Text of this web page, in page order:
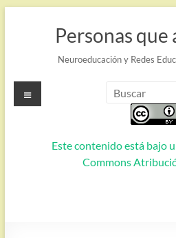
Personas que
Neuroeducación y Redes
Este contenido está bajo
Commons
Menú